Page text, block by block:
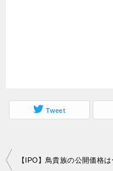
Tweet
投